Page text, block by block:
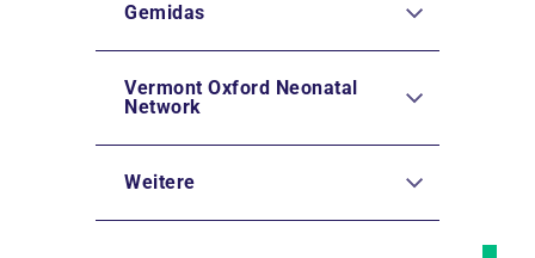
Gemidas
Vermont Oxford Neonatal
Network
Weitere